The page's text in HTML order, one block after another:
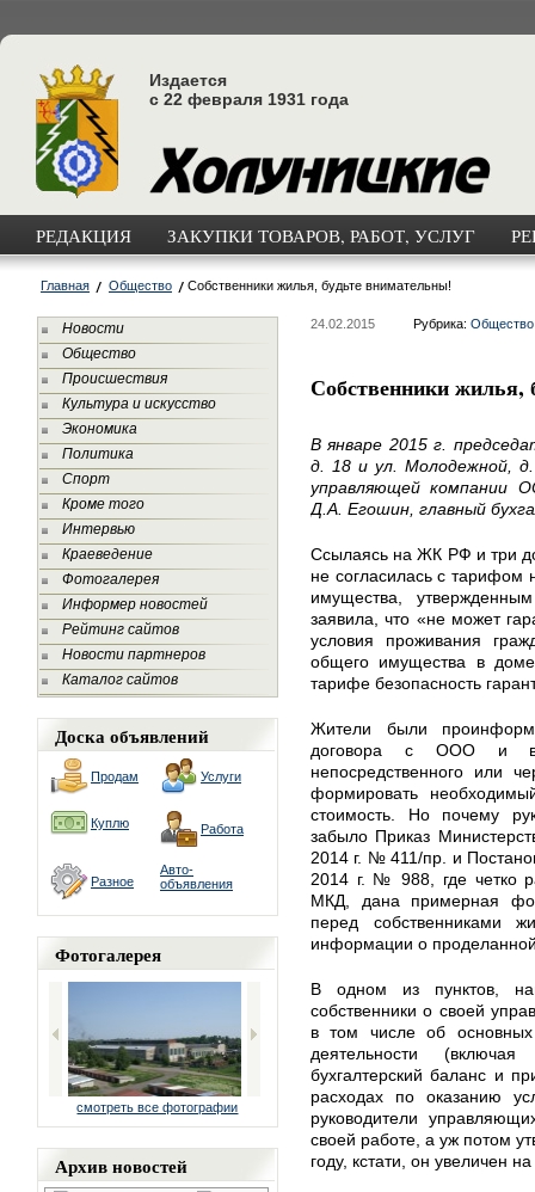
Издается
с 22 февраля 1931 года
РЕДАКЦИЯ ЗАКУПКИ ТОВАРОВ, РАБОТ, УСЛУГ
Главная Общество Собственники жилья, будьте внимательны!
Новости
Общество
Происшествия
Культура и искусство
Экономика
Политика
Спорт
Кроме того
Интервью
Краеведение
Фотогалерея
Информер новостей
Рейтинг сайтов
Новости партнеров
Каталог сайтов
Доска объявлений
Продам Услуги
Куплю Работа
Разное
Авто-
объявления
Фотогалерея
смотреть все фотографии
Архив новостей
24.02.2015 Рубрика: Общество
Собственники жилья,
В январе 2015 г.
д. 18 и ул. Молодежной,
управляющей компании
Д.А. Егошин, главный
Ссылаясь на ЖК РФ и три
не согласилась с
имущества,
заявила, что «не может
условия проживания
общего имущества в
тарифе безопасность
Жители были
договора с ООО и
непосредственного или
формировать
стоимость. Но почему
забыло Приказ
2014 г. № 411/пр. и
2014 г. № 988, где четко
МКД, дана примерная
перед собственниками
информации о
В одном из пунктов,
собственники о своей
в том числе об основных
деятельности (включая
бухгалтерский баланс и
расходах по оказанию
руководители
своей работе, а уж потом
году, кстати, он увеличен